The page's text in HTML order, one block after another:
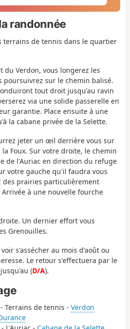
randonnée
terrains de tennis dans le quartier
du Verdon, vous longerez les
sur le chemin balisé.
tout droit jusqu'au ravin
via une solide passerelle en
garantie. Place ensuite à une
la cabane privée de la Selette.
jeter un œil derrière vous sur
la Foux. Sur votre droite, le chemin
de l'Auriac en direction du refuge
votre gauche qu'il faudra vous
des prairies particulièrement
à une nouvelle fourche
Un dernier effort vous
Grenouilles.
s'assécher au mois d'août ou
Le retour s'effectuera par le
(D/A).
Terrains de tennis - Verdon